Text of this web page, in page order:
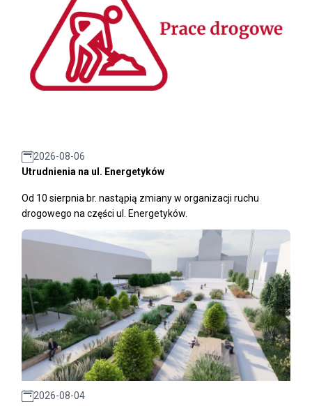
2026-08-06
Utrudnienia na ul. Energetyków
Od 10 sierpnia br. nastąpią zmiany w organizacji ruchu
drogowego na części ul. Energetyków.
2026-08-04